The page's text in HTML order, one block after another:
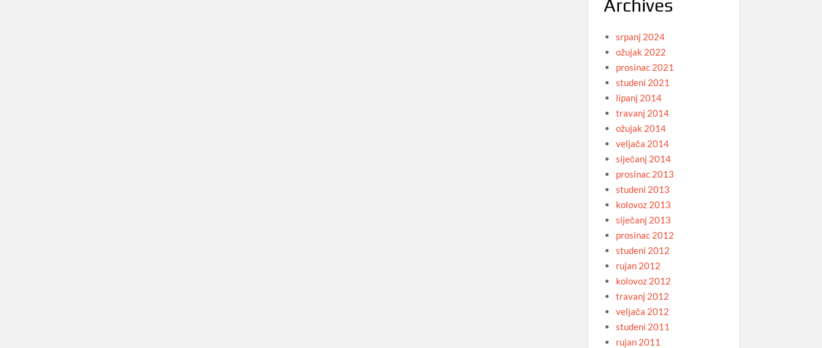
Archives
srpanj 2024
ožujak 2022
prosinac 2021
studeni 2021
lipanj 2014
travanj 2014
ožujak 2014
veljača 2014
siječanj 2014
prosinac 2013
studeni 2013
kolovoz 2013
siječanj 2013
prosinac 2012
studeni 2012
rujan 2012
kolovoz 2012
travanj 2012
veljača 2012
studeni 2011
rujan 2011